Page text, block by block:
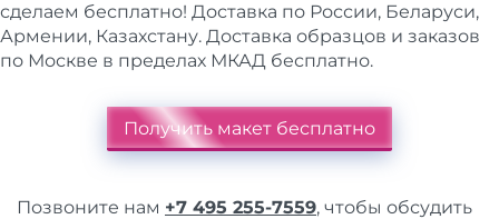
сделаем бесплатно! Доставка по России, Беларуси,
Армении, Казахстану. Доставка образцов и заказов
по Москве в пределах МКАД бесплатно.
Получить макет бесплатно
Позвоните нам +7 495 255-7559, чтобы обсудить